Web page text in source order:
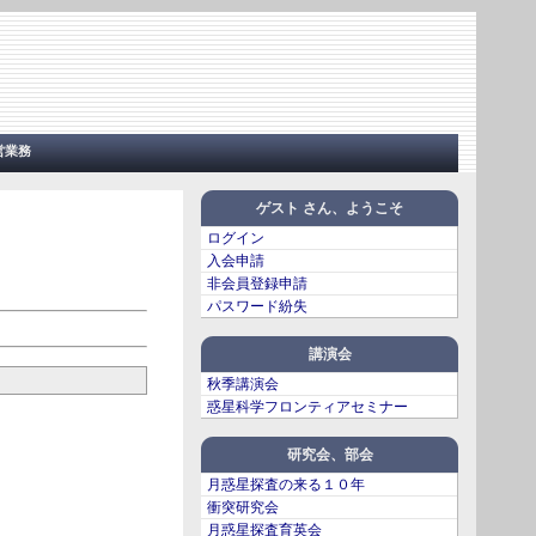
業務
ゲスト さん、ようこそ
ログイン
入会申請
非会員登録申請
パスワード紛失
講演会
秋季講演会
惑星科学フロンティアセミナー
研究会、部会
月惑星探査の来る１０年
衝突研究会
月惑星探査育英会